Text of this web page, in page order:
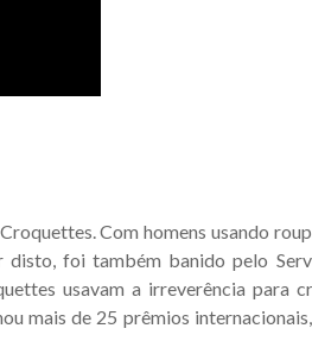
Com homens usando
foi também banido pelo
usavam a irreverência para
mais de 25 prêmios